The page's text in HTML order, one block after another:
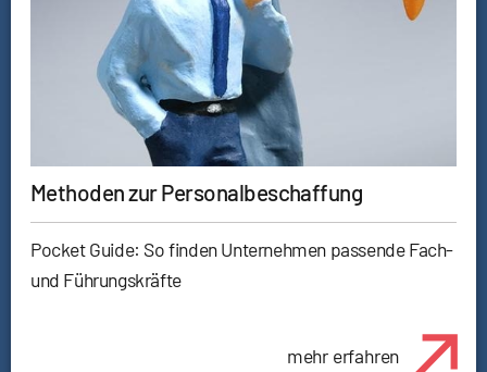
Methoden zur Personalbeschaffung
Pocket Guide: So finden Unternehmen passende Fach-
und Führungskräfte
mehr erfahren